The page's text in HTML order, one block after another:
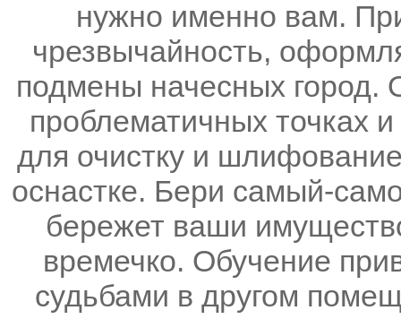
нужно именно вам.
чрезвычайность,
подмены начесных город.
проблематичных точках
для очистку и
оснастке. Бери самый-
бережет ваши
времечко. Обучение
судьбами в другом